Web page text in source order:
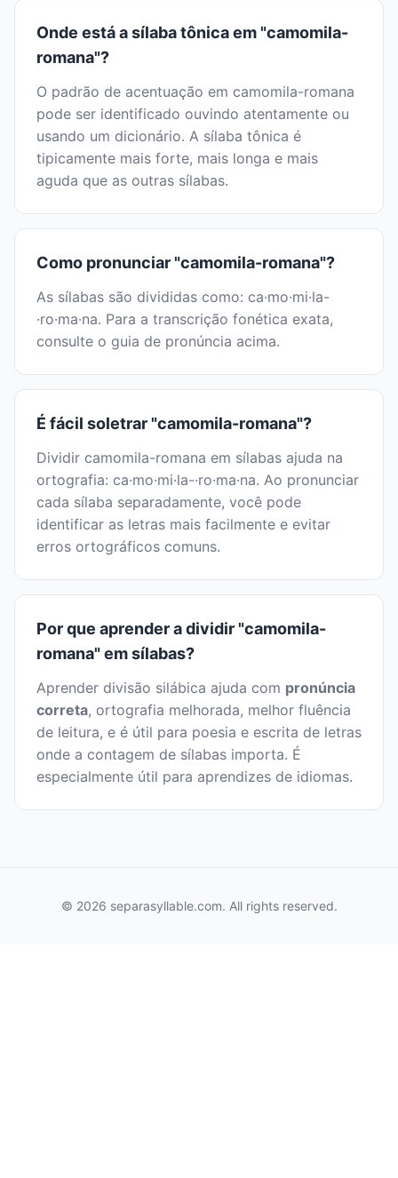
Onde está a sílaba tônica em "camomila-
romana"?
O padrão de acentuação em camomila-romana
pode ser identificado ouvindo atentamente ou
usando um dicionário. A sílaba tônica é
tipicamente mais forte, mais longa e mais
aguda que as outras sílabas.
Como pronunciar "camomila-romana"?
As sílabas são divididas como: ca·mo·mi·la-
·ro·ma·na. Para a transcrição fonética exata,
consulte o guia de pronúncia acima.
É fácil soletrar "camomila-romana"?
Dividir camomila-romana em sílabas ajuda na
ortografia: ca·mo·mi·la-·ro·ma·na. Ao pronunciar
cada sílaba separadamente, você pode
identificar as letras mais facilmente e evitar
erros ortográficos comuns.
Por que aprender a dividir "camomila-
romana" em sílabas?
Aprender divisão silábica ajuda com pronúncia
correta, ortografia melhorada, melhor fluência
de leitura, e é útil para poesia e escrita de letras
onde a contagem de sílabas importa. É
especialmente útil para aprendizes de idiomas.
© 2026 separasyllable.com. All rights reserved.